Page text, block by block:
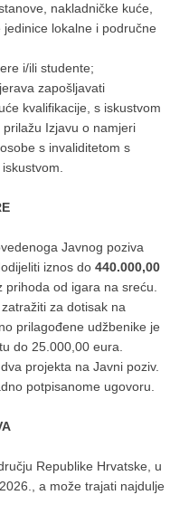
nakladničke kuće,
lokalne i područne
i/ili studente;
zapošljavati
kvalifikacije, s iskustvom
Izjavu o namjeri
s invaliditetom s
Javnog poziva
iznos do440.000,00
prihoda od igara na sreću.
za dotisak na
prilagođene udžbenike je
do 25.000,00 eura.
projekta na Javni poziv.
potpisanome ugovoru.
Republike Hrvatske, u
a može trajati najdulje